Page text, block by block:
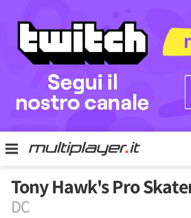
Tony Hawk's Pro
DC